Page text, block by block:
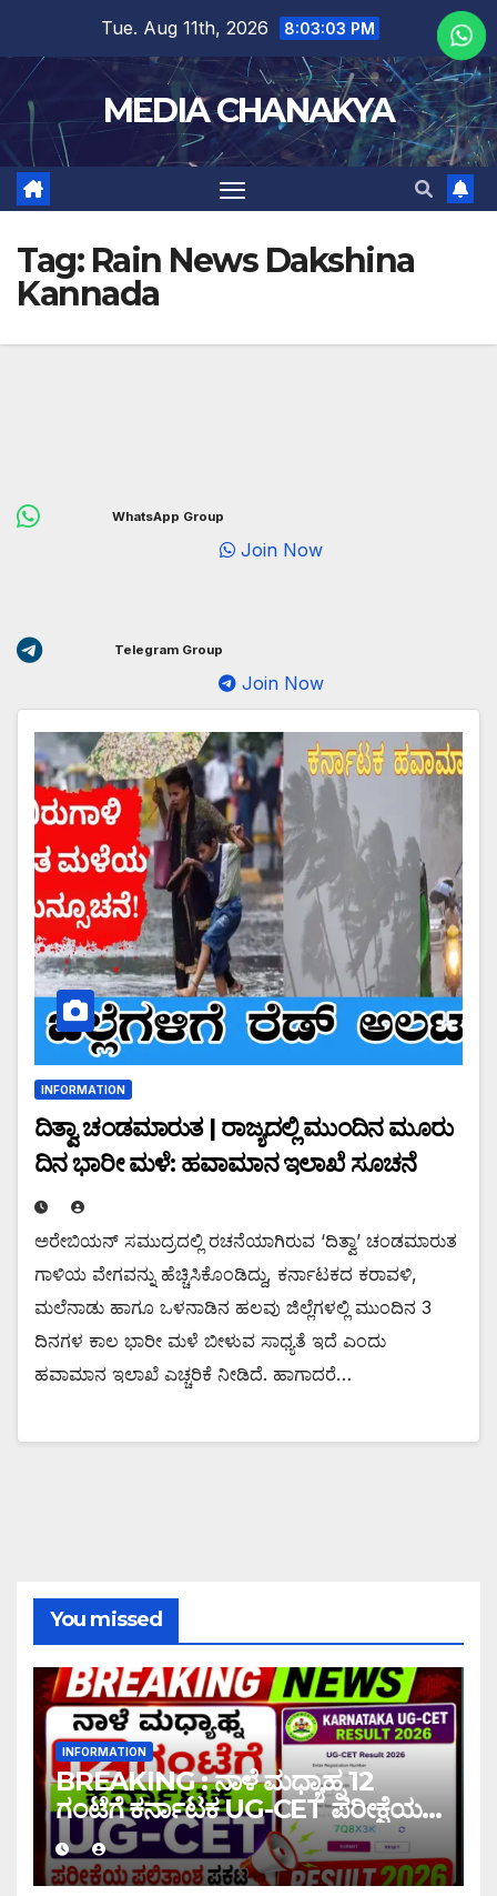
Tue. Aug 11th, 2026 8:03:04 PM
MEDIA CHANAKYA
Tag: Rain News Dakshina
Kannada
WhatsApp Group
Join Now
Telegram Group
Join Now
INFORMATION
ದಿತ್ವಾ ಚಂಡಮಾರುತ | ರಾಜ್ಯದಲ್ಲಿ ಮುಂದಿನ ಮೂರು
ದಿನ ಭಾರೀ ಮಳೆ: ಹವಾಮಾನ ಇಲಾಖೆ ಸೂಚನೆ
ಅರೇಬಿಯನ್ ಸಮುದ್ರದಲ್ಲಿ ರಚನೆಯಾಗಿರುವ ‘ದಿತ್ವಾ’ ಚಂಡಮಾರುತ
ಗಾಳಿಯ ವೇಗವನ್ನು ಹೆಚ್ಚಿಸಿಕೊಂಡಿದ್ದು, ಕರ್ನಾಟಕದ ಕರಾವಳಿ,
ಮಲೆನಾಡು ಹಾಗೂ ಒಳನಾಡಿನ ಹಲವು ಜಿಲ್ಲೆಗಳಲ್ಲಿ ಮುಂದಿನ 3
ದಿನಗಳ ಕಾಲ ಭಾರೀ ಮಳೆ ಬೀಳುವ ಸಾಧ್ಯತೆ ಇದೆ ಎಂದು
ಹವಾಮಾನ ಇಲಾಖೆ ಎಚ್ಚರಿಕೆ ನೀಡಿದೆ. ಹಾಗಾದರೆ…
You missed
INFORMATION
BREAKING : ನಾಳೆ ಮಧ್ಯಾಹ್ನ 12
ಗಂಟೆಗೆ ಕರ್ನಾಟಕ UG-CET ಪರೀಕ್ಷೆಯ
ಫಲಿತಾಂಶ ಪ್ರಕಟ |UG-CET Result
2026